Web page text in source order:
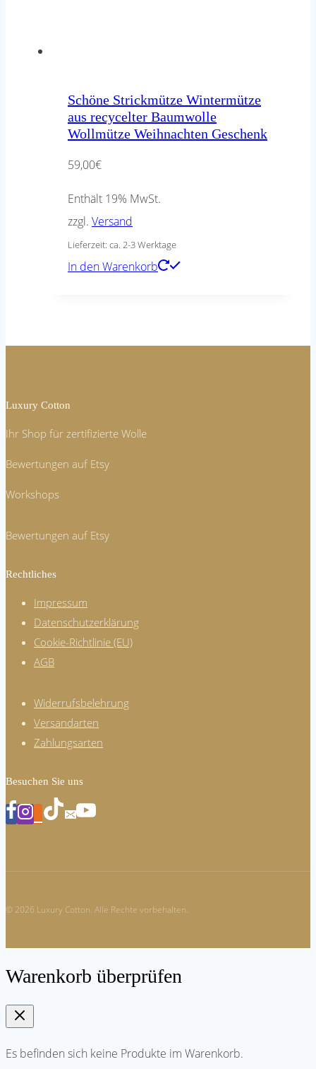
Schöne Strickmütze Wintermütze
aus recycelter Baumwolle
Wollmütze Weihnachten Geschenk
59,00€
Enthält 19% MwSt.
zzgl. Versand
Lieferzeit: ca. 2-3 Werktage
In den Warenkorb
Luxury Cotton
Ihr Shop für zertifizierte Wolle
Bewertungen auf Etsy
Workshops
Bewertungen auf Etsy
Rechtliches
Impressum
Datenschutzerklärung
Cookie-Richtlinie (EU)
AGB
Widerrufsbelehrung
Versandarten
Zahlungsarten
Besuchen Sie uns
© 2026 Luxury Cotton. Alle Rechte vorbehalten.
Warenkorb überprüfen
Es befinden sich keine Produkte im Warenkorb.